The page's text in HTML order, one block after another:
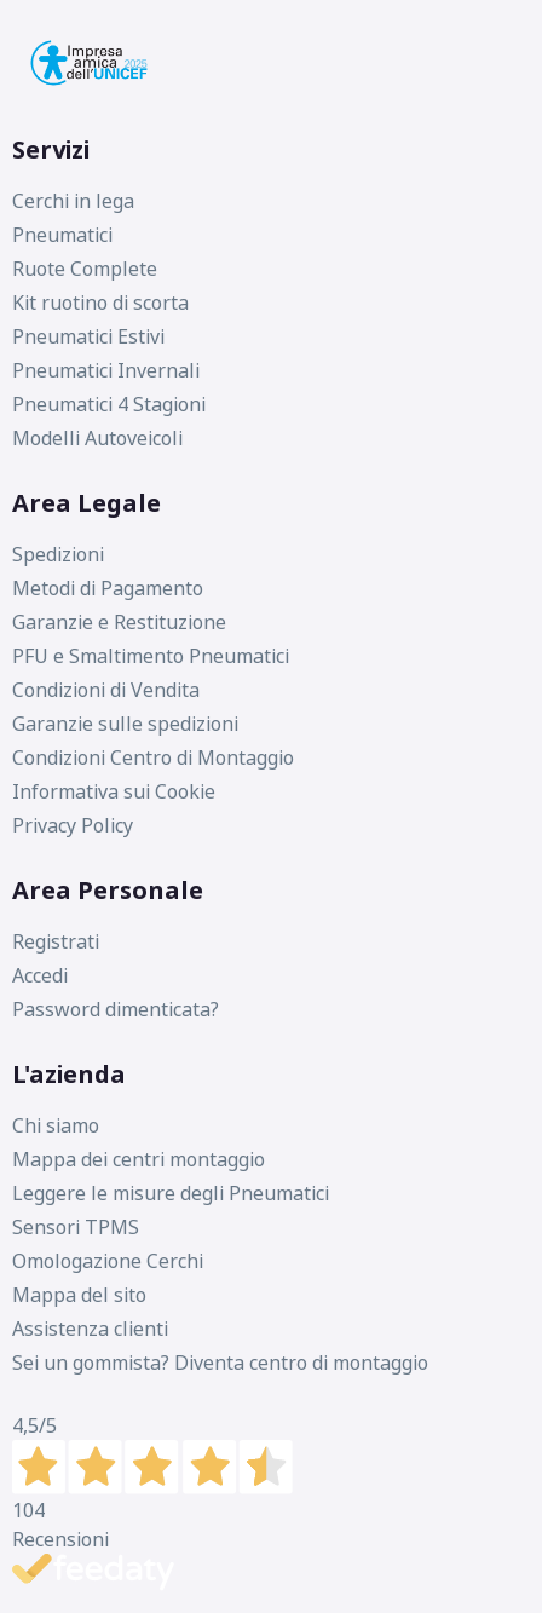
Servizi
Cerchi in lega
Pneumatici
Ruote Complete
Kit ruotino di scorta
Pneumatici Estivi
Pneumatici Invernali
Pneumatici 4 Stagioni
Modelli Autoveicoli
Area Legale
Spedizioni
Metodi di Pagamento
Garanzie e Restituzione
PFU e Smaltimento Pneumatici
Condizioni di Vendita
Garanzie sulle spedizioni
Condizioni Centro di Montaggio
Informativa sui Cookie
Privacy Policy
Area Personale
Registrati
Accedi
Password dimenticata?
L'azienda
Chi siamo
Mappa dei centri montaggio
Leggere le misure degli Pneumatici
Sensori TPMS
Omologazione Cerchi
Mappa del sito
Assistenza clienti
Sei un gommista? Diventa centro di montaggio
4,5/5
104
Recensioni